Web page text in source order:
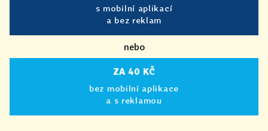
s mobilní aplikací
a bez reklam
nebo
ZA 40 KČ
bez mobilní aplikace
a s reklamou